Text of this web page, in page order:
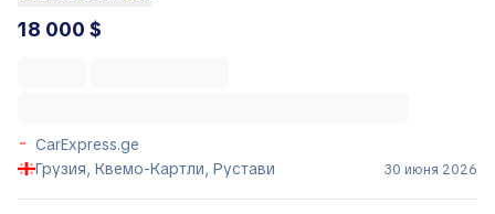
18 000 $
CarExpress.ge
Грузия, Квемо-Картли, Рустави
30 июня 2026